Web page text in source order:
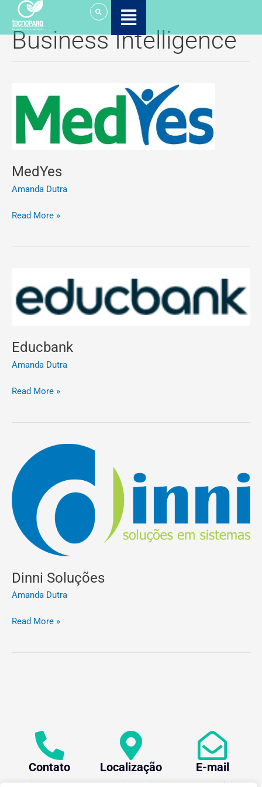
para
o
conteúdo
Business Intelligence
MedYes
Amanda Dutra
Read More »
Educbank
Amanda Dutra
Read More »
Dinni Soluções
Amanda Dutra
Soluções
Read More »
Contato Localização E-mail